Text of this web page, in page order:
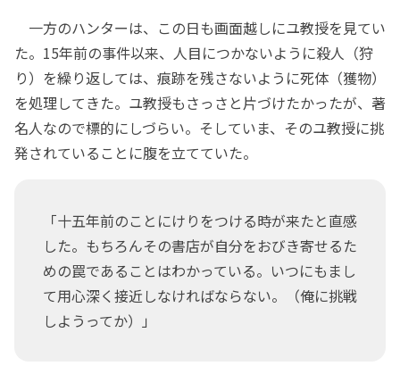
一方のハンターは、この日も画面越しにユ教授を見てい
た。15年前の事件以来、人目につかないように殺人（狩
り）を繰り返しては、痕跡を残さないように死体（獲物）
を処理してきた。ユ教授もさっさと片づけたかったが、著
名人なので標的にしづらい。そしていま、そのユ教授に挑
発されていることに腹を立てていた。
「十五年前のことにけりをつける時が来たと直感
した。もちろんその書店が自分をおびき寄せるた
めの罠であることはわかっている。いつにもまし
て用心深く接近しなければならない。（俺に挑戦
しようってか）」